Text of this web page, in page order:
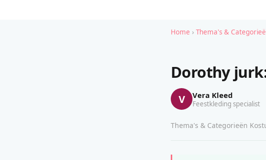
Home › Thema's &
Dorothy
V Vera Kleed
Feestkleding specialist
Thema's & Categorieën